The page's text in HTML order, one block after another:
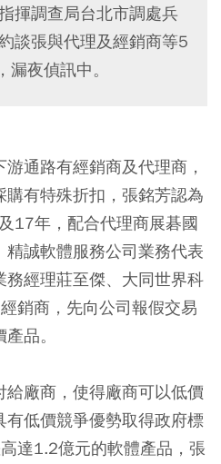
揮調查局台北市調處兵
談張與代理及經銷商等5
夜偵訊中。
通路有經銷商及代理商，
有特殊折扣，張銘芳認為
17年，配合代理商展碁國
誠軟體服務公司業務代表
經理莊至傑、大同世界科
銷商，先向公司報假交易
品。
廠商，使得廠商可以低價
低價競爭優勢取得政府標
達1.2億元的軟體產品，張